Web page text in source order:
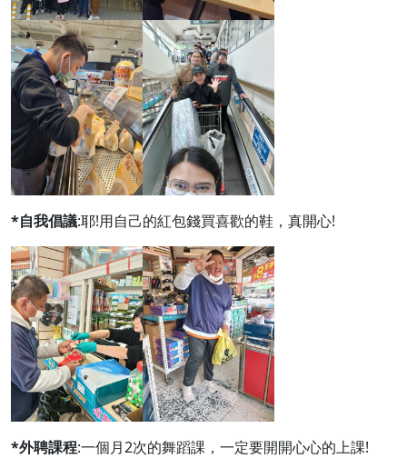
*自我倡議:耶!用自己的紅包錢買喜歡的鞋，真開心!
*外聘課程:一個月2次的舞蹈課，一定要開開心心的上課!